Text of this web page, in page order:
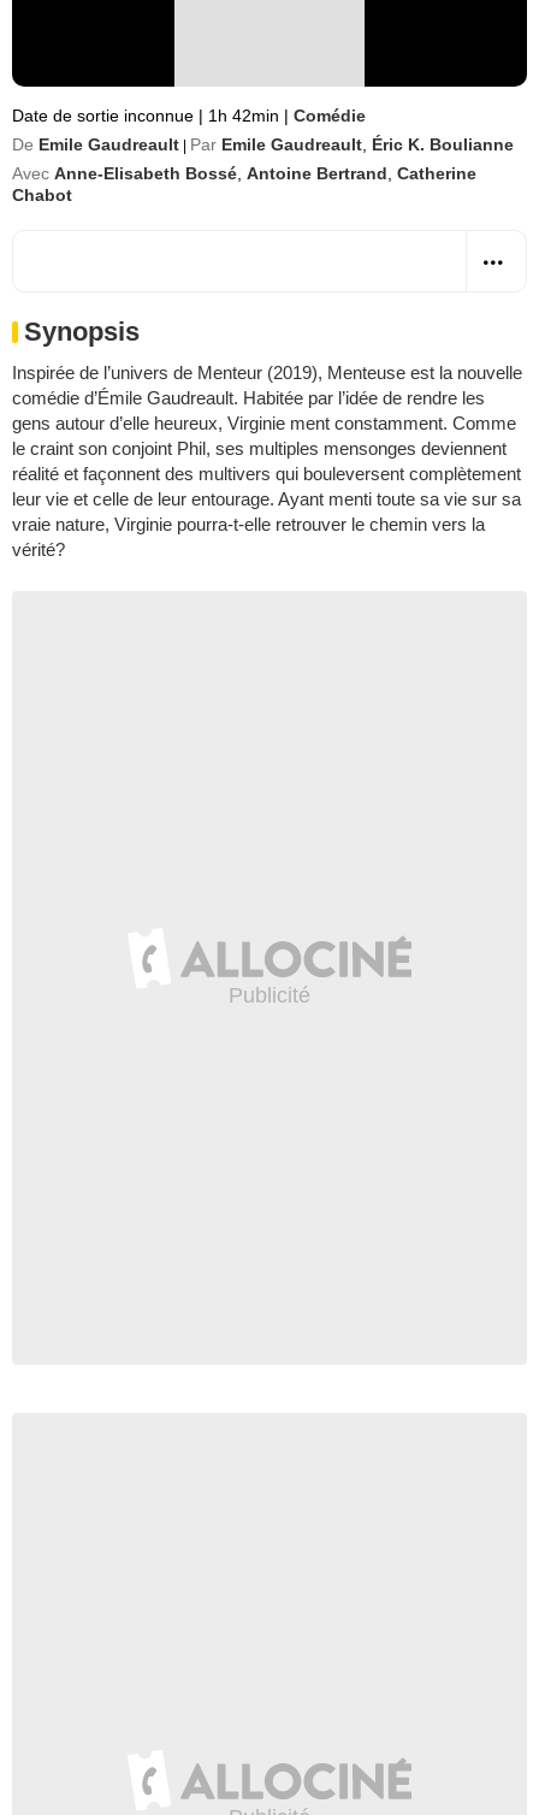
Date de sortie inconnue | 1h 42min | Comédie
De Emile Gaudreault Par Emile Gaudreault Éric K. Boulianne
Avec Anne-Elisabeth Bossé Antoine Bertrand Catherine
Chabot
Synopsis
Inspirée de l’univers de Menteur (2019), Menteuse est la nouvelle
comédie d’Émile Gaudreault. Habitée par l’idée de rendre les
gens autour d’elle heureux, Virginie ment constamment. Comme
le craint son conjoint Phil, ses multiples mensonges deviennent
réalité et façonnent des multivers qui bouleversent complètement
leur vie et celle de leur entourage. Ayant menti toute sa vie sur sa
vraie nature, Virginie pourra-t-elle retrouver le chemin vers la
vérité?